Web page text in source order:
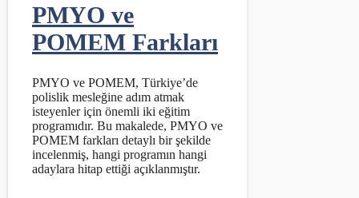
PMYO ve
POMEM Farkları
PMYO ve POMEM, Türkiye’de
polislik mesleğine adım atmak
isteyenler için önemli iki eğitim
programıdır. Bu makalede, PMYO ve
POMEM farkları detaylı bir şekilde
incelenmiş, hangi programın hangi
adaylara hitap ettiği açıklanmıştır.